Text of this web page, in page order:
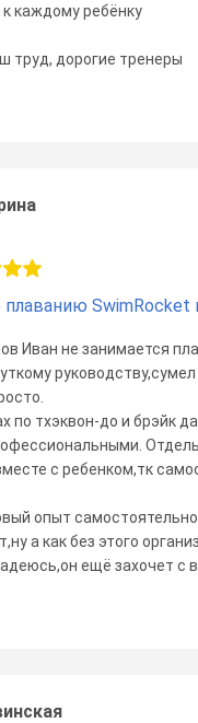
каждому ребёнку
труд, дорогие тренеры
SwimRocket
Иван не занимается
по тхэквон-до и брэйк
с ребенком,тк
опыт
а как без этого
ещё захочет с